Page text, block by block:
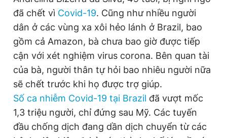
Theo dõi báo trên
Hotline
0906 645 777
Liên hệ quảng cáo
0908 780 404
Đặt báo Quảng cáo RSS Tòa soạn Chính sách bảo
Tổng biên tập: Nguyễn Ngọc Toàn
Phó tổng biên tập thường trực: Hải Thành
Phó tổng biên tập: Lâm Hiếu Dũng
Phó tổng biên tập: Trần Việt Hưng
Tổng thư ký tòa soạn: Đức Trung
đã chết vì Covid-19. Cũng như nhiều người
dân ở các vùng xa xôi hẻo lánh ở Brazil, bao
gồm cả Amazon, bà chưa bao giờ được tiếp
cận với xét nghiệm virus corona. Bên quan tài
của bà, người thân tự hỏi bao nhiêu người nữa
sẽ chết trước khi họ được trợ giúp.
Số ca nhiễm Covid-19 tại Brazil đã vượt mốc
1,3 triệu người, chỉ đứng sau Mỹ. Các tuyến
đầu chống dịch đang dần dịch chuyển từ các